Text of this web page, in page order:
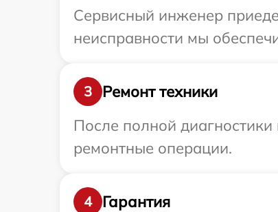
Сервисный инженер
неисправности мы
3
Ремонт техники
После полной
ремонтные операции.
4
Гарантия